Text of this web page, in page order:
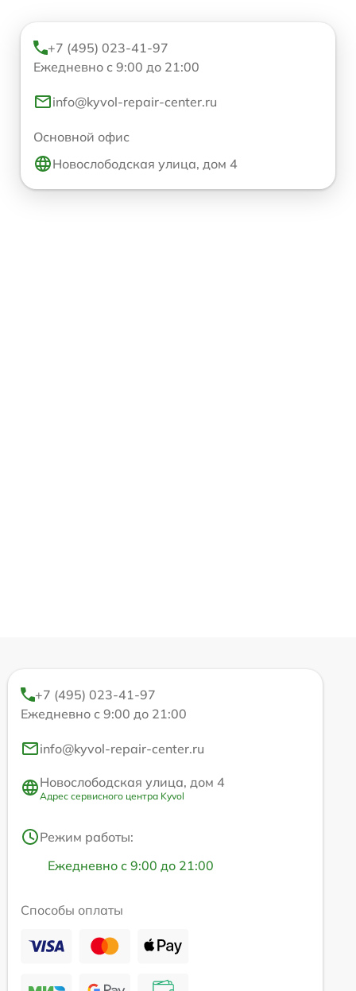
+7 (495) 023-41-97
Ежедневно с 9:00 до 21:00
info@kyvol-repair-center.ru
Основной офис
Новослободская улица, дом 4
+7 (495) 023-41-97
Ежедневно с 9:00 до 21:00
info@kyvol-repair-center.ru
Новослободская улица, дом 4
Адрес сервисного центра Kyvol
Режим работы:
Ежедневно с 9:00 до 21:00
Способы оплаты